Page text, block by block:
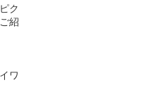
ク
紹
ワ